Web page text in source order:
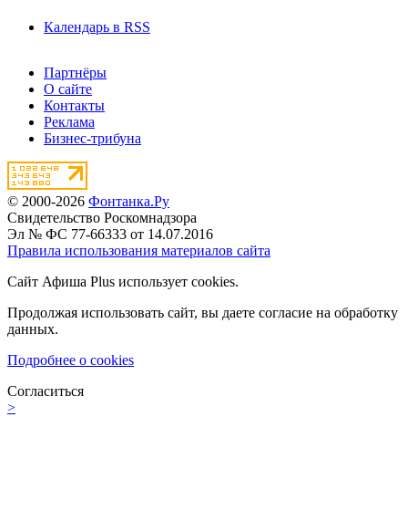
Календарь в RSS
Партнёры
О сайте
Контакты
Реклама
Бизнес-трибуна
© 2000-2026 Фонтанка.Ру
Свидетельство Роскомнадзора
Эл № ФС 77-66333 от 14.07.2016
Правила использования материалов сайта
Сайт Афиша Plus использует cookies.
Продолжая использовать сайт, вы даете согласие на обработку
данных.
Подробнее о cookies
Согласиться
>